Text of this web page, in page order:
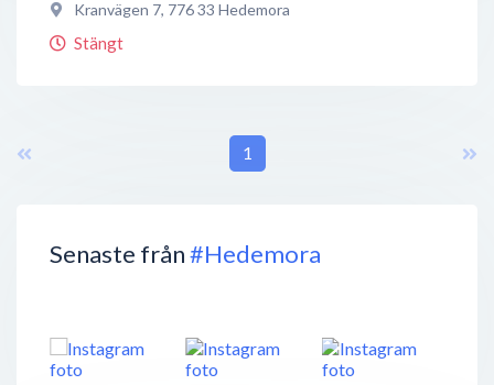
Senaste från#Hedemora
Kranvägen 7, 776 33 Hedemora
Stängt
1